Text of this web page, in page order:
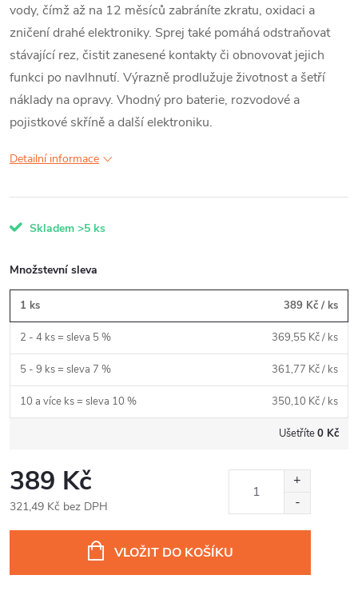
vody, čímž až na 12 měsíců zabráníte zkratu, oxidaci a
zničení drahé elektroniky. Sprej také pomáhá odstraňovat
stávající rez, čistit zanesené kontakty či obnovovat jejich
funkci po navlhnutí. Výrazně prodlužuje životnost a šetří
náklady na opravy. Vhodný pro baterie, rozvodové a
pojistkové skříně a další elektroniku.
Detailní informace
Skladem >5 ks
Množstevní sleva
1 ks 389 Kč / ks
2 - 4 ks = sleva 5 % 369,55 Kč/ ks
5 - 9 ks = sleva 7 % 361,77 Kč/ ks
10 a více ks = sleva 10 % 350,10 Kč/ ks
Ušetříte0 Kč
389 Kč
321,49 Kč bez DPH
VLOŽIT DO KOŠÍKU